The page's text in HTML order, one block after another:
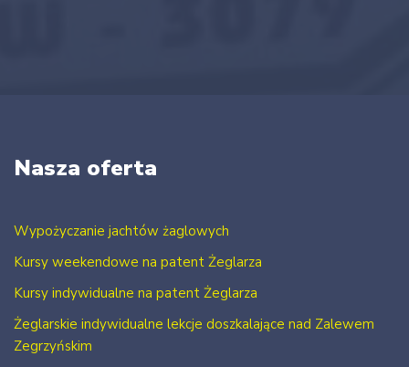
Nasza oferta
Wypożyczanie jachtów żaglowych
Kursy weekendowe na patent Żeglarza
Kursy indywidualne na patent Żeglarza
Żeglarskie indywidualne lekcje doszkalające nad Zalewem
Zegrzyńskim